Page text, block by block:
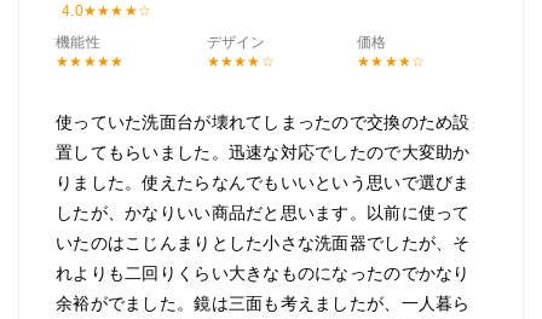
4.0
機能性
デザイン 価格
使っていた洗面台が壊れてしまったので交換のため設
置してもらいました。迅速な対応でしたので大変助か
りました。使えたらなんでもいいという思いで選びま
したが、かなりいい商品だと思います。以前に使って
いたのはこじんまりとした小さな洗面器でしたが、そ
れよりも二回りくらい大きなものになったのでかなり
余裕がでました。鏡は三面も考えましたが、一人暮ら